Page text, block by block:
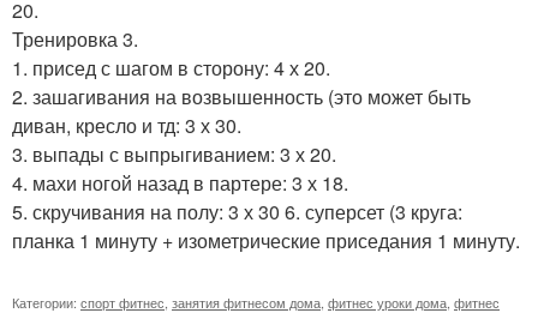
20.
Тренировка 3.
1. присед с шагом в сторону: 4 х 20.
2. зашагивания на возвышенность (это может быть
диван, кресло и тд: 3 х 30.
3. выпады с выпрыгиванием: 3 х 20.
4. махи ногой назад в партере: 3 х 18.
5. скручивания на полу: 3 х 30 6. суперсет (3 круга:
планка 1 минуту + изометрические приседания 1 минуту.
Категории: спорт фитнес занятия фитнесом дома фитнес уроки дома фитнес